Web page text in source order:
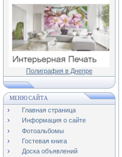
Полиграфия в Днепре
МЕНЮ САЙТА
Главная страница
Информация о сайте
Фотоальбомы
Гостевая книга
Доска объявлений